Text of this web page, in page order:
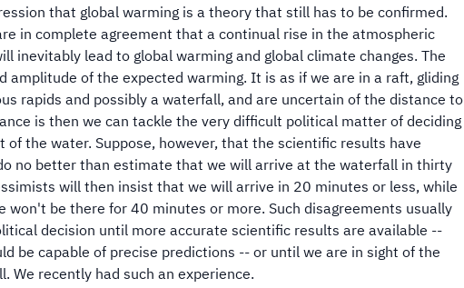
that global warming is a theory that still has to be confirmed.
in complete agreement that a continual rise in the atmospheric
inevitably lead to global warming and global climate changes. The
amplitude of the expected warming. It is as if we are in a raft, gliding
rapids and possibly a waterfall, and are uncertain of the distance to
is then we can tackle the very difficult political matter of deciding
the water. Suppose, however, that the scientific results have
no better than estimate that we will arrive at the waterfall in thirty
will then insist that we will arrive in 20 minutes or less, while
be there for 40 minutes or more. Such disagreements usually
decision until more accurate scientific results are available --
be capable of precise predictions -- or until we are in sight of the
We recently had such an experience.